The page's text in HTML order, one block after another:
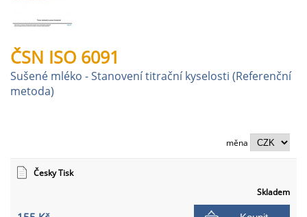
ČSN ISO 6091
Sušené mléko - Stanovení titrační kyselosti (Referenční
metoda)
měna
Česky Tisk
Skladem